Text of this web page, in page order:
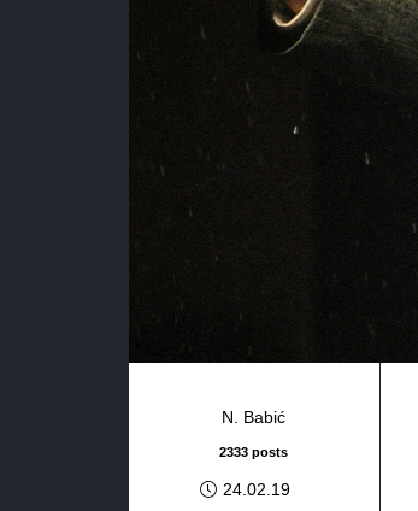
N. Babić
2333 posts
24.02.19